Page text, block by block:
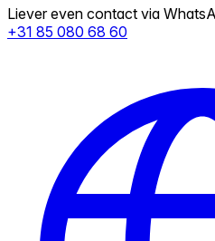
Liever even contact via
+31 85 080 68 60